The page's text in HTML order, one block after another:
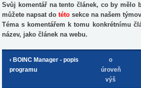
Svůj komentář na tento článek, co by mělo
můžete napsat dotéto sekce na našem
Téma s komentářem k tomu konkrétnímu
název, jako článek na webu.
‹ BOINC Manager - popis
programu
o
úroveň
výš